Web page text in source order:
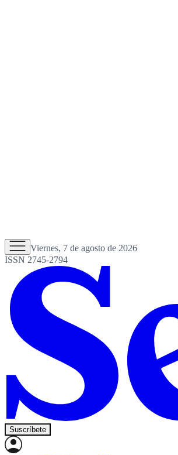
Viernes, 7 de agosto de 2026
ISSN 2745-2794
Suscríbete